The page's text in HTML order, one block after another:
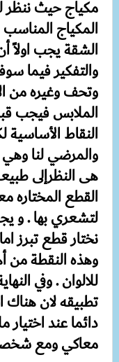
مكياج حيث ننظر
المكياج المناسب
الشقة يجب اولاً
والتفكير فيما
وتحف وغيره من
الملابس فيجب
النقاط
والمرضي لنا
هى النظرإلى
القطع
لتشعري بها . و
نختار قطع تبرز
وهذه النقطة من
للالوان . وفي
تطبيقه لان هناك
دائما عند
معاكي ومع